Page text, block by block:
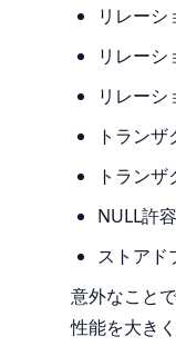
リレーシ
リレーシ
リレーシ
トラン
トラン
NULL許
ストアド
意外なこと
性能を大き